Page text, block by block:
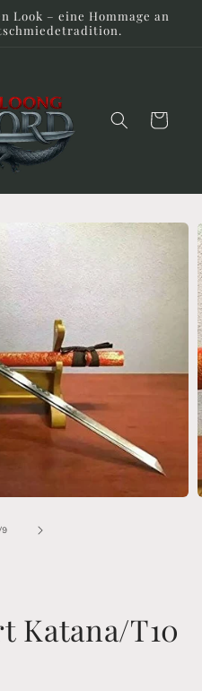
Look – eine Hommage an
Warenkorb
von
9
Katana/T10